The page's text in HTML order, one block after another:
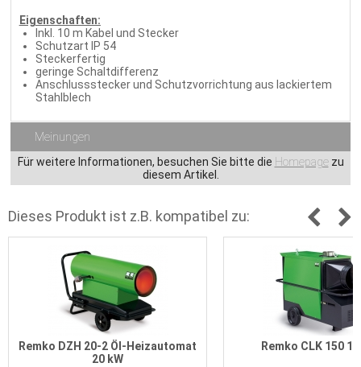
Eigenschaften:
Inkl. 10 m Kabel und Stecker
Schutzart IP 54
Steckerfertig
geringe Schaltdifferenz
Anschlussstecker und Schutzvorrichtung aus lackiertem
Stahlblech
Meinungen
Für weitere Informationen, besuchen Sie bitte die Homepagezu
diesem Artikel.
Dieses Produkt ist z.B. kompatibel zu:
Remko DZH 20-2 Öl-Heizautomat
20 kW
Remko CLK 150